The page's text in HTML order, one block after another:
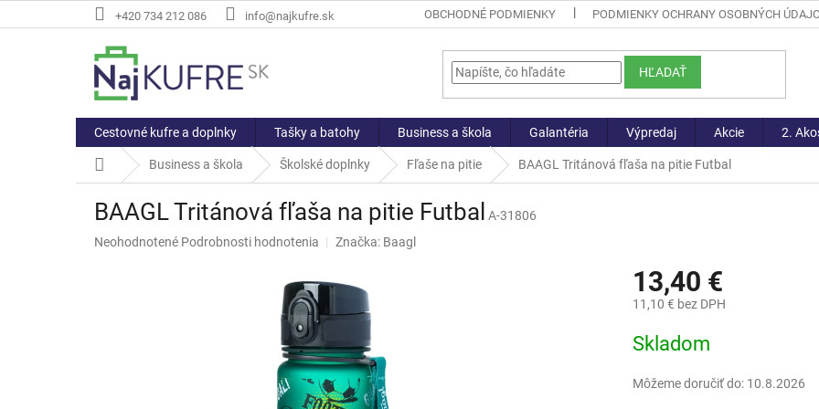
na
+420 734 212 086 info@najkufre.sk OBCHODNÉ PODMIENKY PODMIENKY OCHRANY OSOBNÝCH
HĽADAŤ
Cestovné kufre a doplnky Tašky a batohy Business a škola Galantéria Výpredaj Akcie 2.
DomovBusiness a škola Školské doplnky Fľaše na pitie BAAGL Tritánová fľaša na pitie Futbal
BAAGL Tritánová fľaša na pitie Futbal
A-31806
Priemerné
Neohodnotené Podrobnosti hodnotenia Značka: Baagl
13,40 €
11,10 € bez DPH
cena:
Skladom
Môžeme doručiť do: 10.8.2026